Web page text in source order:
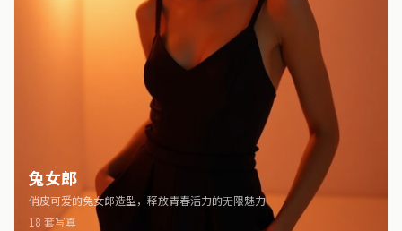
兔女郎
俏皮可爱的兔女郎造型，释放青春活力的无限魅力
18 套写真